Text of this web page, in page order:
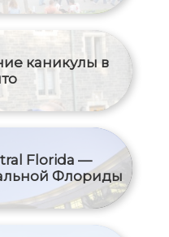
каникулы в
Florida —
Флориды